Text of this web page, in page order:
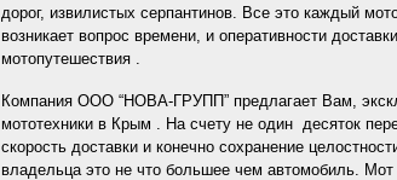
дорог, извилистых серпантинов. Все это каждый
возникает вопрос времени, и оперативности
мотопутешествия .
Компания ООО “НОВА-ГРУПП” предлагает Вам,
мототехники в Крым . На счету не один десяток
скорость доставки и конечно сохранение
владельца это не что большее чем автомобиль.